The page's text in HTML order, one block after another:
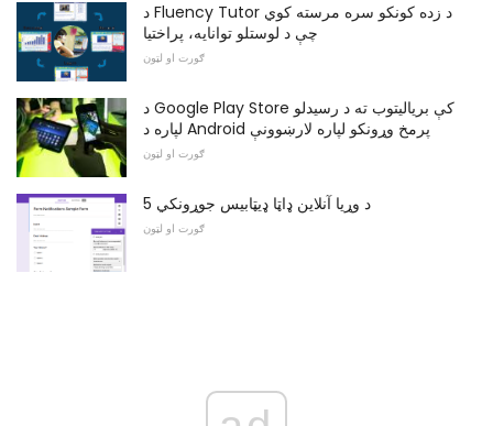
د Fluency Tutor د زده کونکو سره مرسته کوي
چې د لوستلو توانایه، پراختیا
ګورت او لټون
د Google Play Store کې بریالیتوب ته د رسیدلو
لپاره د Android پرمخ وړونکو لپاره لارښوونې
ګورت او لټون
5 د وړیا آنلاین ډاټا ډیټابیس جوړونکي
ګورت او لټون